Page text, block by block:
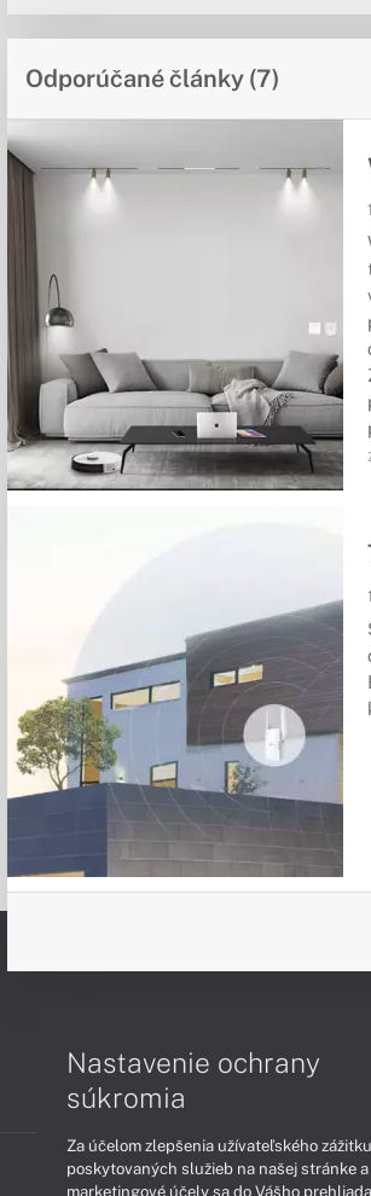
Odporúčané články (7)
Nastavenie ochrany
súkromia
Za účelom zlepšenia užívateľského
poskytovaných služieb na našej stránke a
marketingové účely sa do Vášho